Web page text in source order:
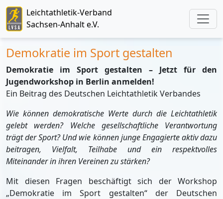
Leichtathletik-Verband
Sachsen-Anhalt e.V.
Demokratie im Sport gestalten
Demokratie im Sport gestalten – Jetzt für den
Jugendworkshop in Berlin anmelden!
Ein Beitrag des Deutschen Leichtathletik Verbandes
Wie können demokratische Werte durch die Leichtathletik
gelebt werden? Welche gesellschaftliche Verantwortung
trägt der Sport? Und wie können junge Engagierte aktiv dazu
beitragen, Vielfalt, Teilhabe und ein respektvolles
Miteinander in ihren Vereinen zu stärken?
Mit diesen Fragen beschäftigt sich der Workshop
„Demokratie im Sport gestalten“ der Deutschen